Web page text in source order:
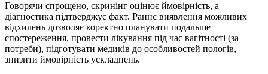
Говорячи спрощено, скринінг оцінює ймовірність, а
діагностика підтверджує факт. Раннє виявлення можливих
відхилень дозволяє коректно планувати подальше
спостереження, провести лікування під час вагітності (за
потреби), підготувати медиків до особливостей пологів,
знизити ймовірність ускладнень.